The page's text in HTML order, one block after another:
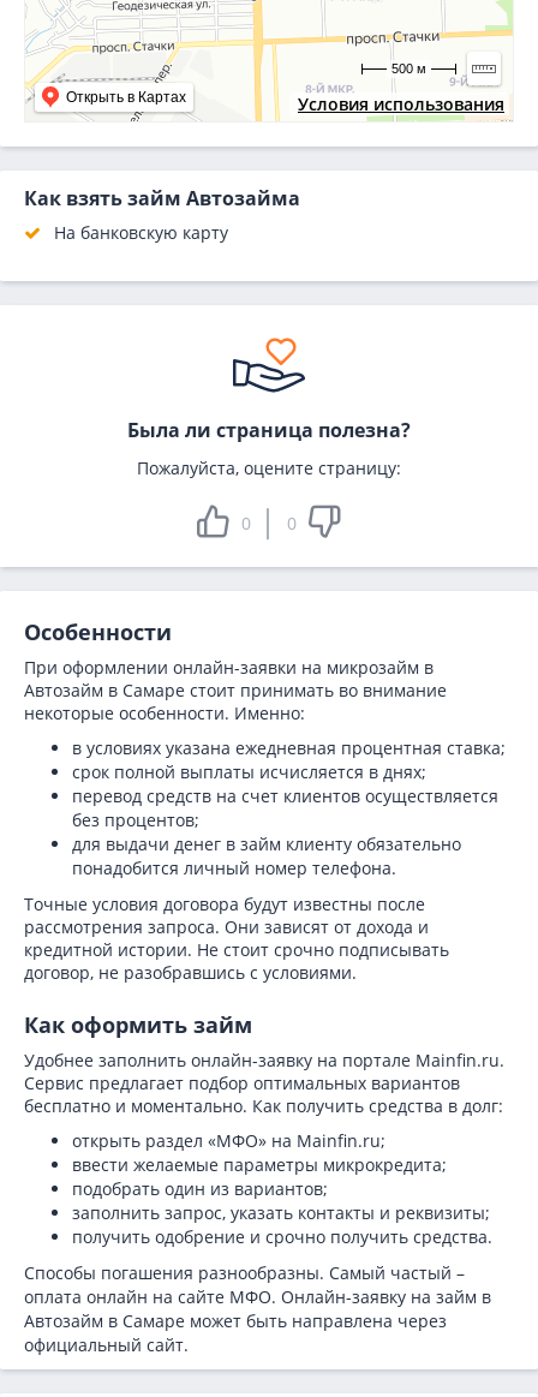
Условия использования
Открыть в Картах
500 м
Как взять займ Автозайма
На банковскую карту
Была ли страница полезна?
Пожалуйста, оцените страницу:
0 0
Особенности
При оформлении онлайн-заявки на микрозайм в
Автозайм в Самаре стоит принимать во внимание
некоторые особенности. Именно:
в условиях указана ежедневная процентная ставка;
срок полной выплаты исчисляется в днях;
перевод средств на счет клиентов осуществляется
без процентов;
для выдачи денег в займ клиенту обязательно
понадобится личный номер телефона.
Точные условия договора будут известны после
рассмотрения запроса. Они зависят от дохода и
кредитной истории. Не стоит срочно подписывать
договор, не разобравшись с условиями.
Как оформить займ
Удобнее заполнить онлайн-заявку на портале Mainfin.ru.
Сервис предлагает подбор оптимальных вариантов
бесплатно и моментально. Как получить средства в долг:
открыть раздел «МФО» на Mainfin.ru;
ввести желаемые параметры микрокредита;
подобрать один из вариантов;
заполнить запрос, указать контакты и реквизиты;
получить одобрение и срочно получить средства.
Способы погашения разнообразны. Самый частый –
оплата онлайн на сайте МФО. Онлайн-заявку на займ в
Автозайм в Самаре может быть направлена через
официальный сайт.